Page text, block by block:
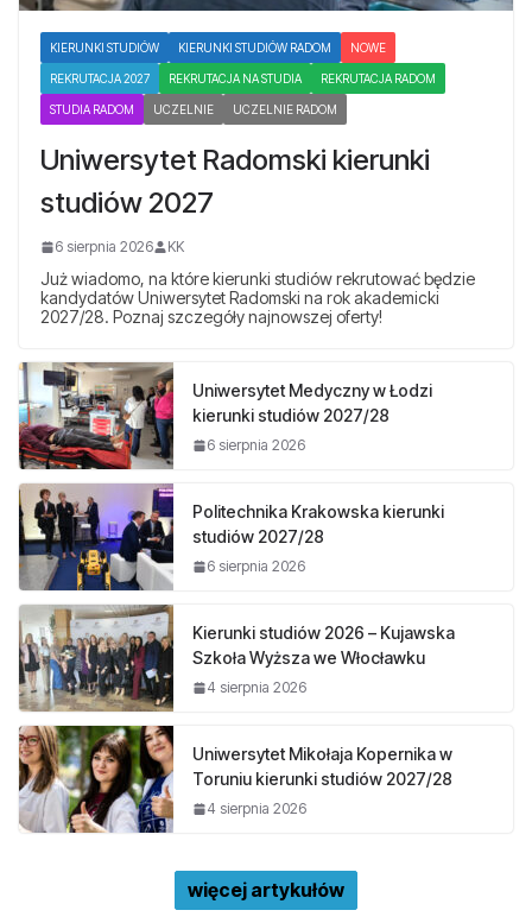
KIERUNKI STUDIÓW KIERUNKI STUDIÓW RADOM NOWE
REKRUTACJA 2027 REKRUTACJA NA STUDIA REKRUTACJA RADOM
STUDIA RADOM UCZELNIE UCZELNIE RADOM
Uniwersytet Radomski kierunki
studiów 2027
6 sierpnia 2026 KK
Już wiadomo, na które kierunki studiów rekrutować będzie
kandydatów Uniwersytet Radomski na rok akademicki
2027/28. Poznaj szczegóły najnowszej oferty!
Uniwersytet Medyczny w Łodzi
kierunki studiów 2027/28
6 sierpnia 2026
Politechnika Krakowska kierunki
studiów 2027/28
6 sierpnia 2026
Kierunki studiów 2026 – Kujawska
Szkoła Wyższa we Włocławku
4 sierpnia 2026
Uniwersytet Mikołaja Kopernika w
Toruniu kierunki studiów 2027/28
4 sierpnia 2026
więcej artykułów